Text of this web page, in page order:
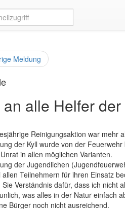
Meldung
an alle Helfer
Reinigungsaktion war mehr
der Kyll wurde von der
in allen möglichen Varianten.
der Jugendlichen
allen Teilnehmern für ihren Einsatz
Sie Verständnis dafür, dass ich nicht
was alles in der Natur einfach
Bürger noch nicht ausreichend.